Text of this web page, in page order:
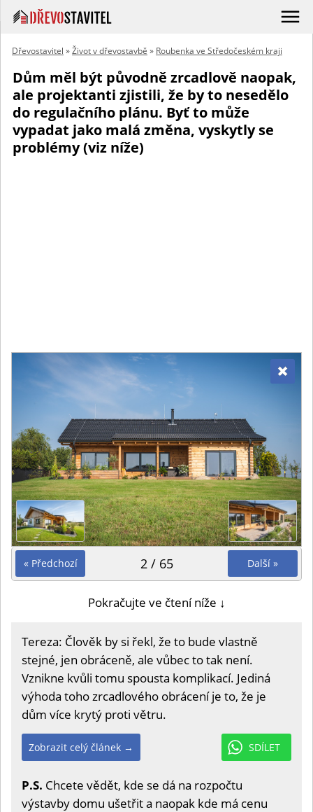
Dřevostavitel »Život v dřevostavbě » Roubenka ve Středočeském kraji
Dům měl být původně zrcadlově naopak,
ale projektanti zjistili, že by to nesedělo
do regulačního plánu. Byť to může
vypadat jako malá změna, vyskytly se
problémy (viz níže)
« Předchozí Další »
2 / 65
Pokračujte ve čtení níže ↓
Tereza: Člověk by si řekl, že to bude vlastně
stejné, jen obráceně, ale vůbec to tak není.
Vznikne kvůli tomu spousta komplikací. Jediná
výhoda toho zrcadlového obrácení je to, že je
dům více krytý proti větru.
SDÍLET
Zobrazit celý článek →
P.S. Chcete vědět, kde se dá na rozpočtu
výstavby domu ušetřit a naopak kde má cenu